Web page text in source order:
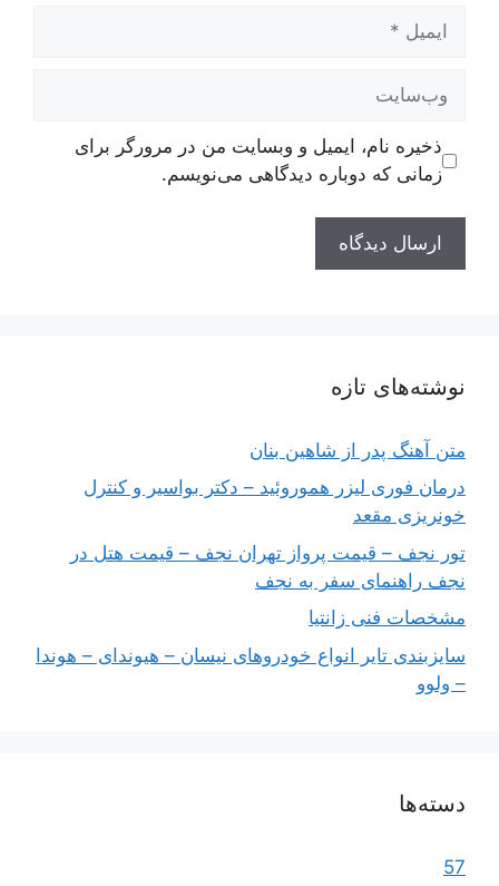
ایمیل
وب‌سایت
ذخیره نام، ایمیل و وبسایت من در مرورگر برای
زمانی که دوباره دیدگاهی می‌نویسم.
نوشته‌های تازه
متن آهنگ پدر از شاهین بنان
درمان فوری لیزر هموروئید – دکتر بواسیر و کنترل
خونریزی مقعد
تور نجف – قیمت پرواز تهران نجف – قیمت هتل در
نجف راهنمای سفر به نجف
مشخصات فنی زانتیا
سایزبندی تایر انواع خودروهای نیسان – هیوندای – هوندا
– ولوو
دسته‌ها
57